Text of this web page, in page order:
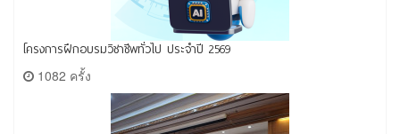
โครงการฝึกอบรมวิชาชีพทั่วไป ประจำปี 2569
1082 ครั้ง